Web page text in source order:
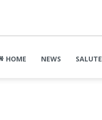
HOME NEWS SALUTE